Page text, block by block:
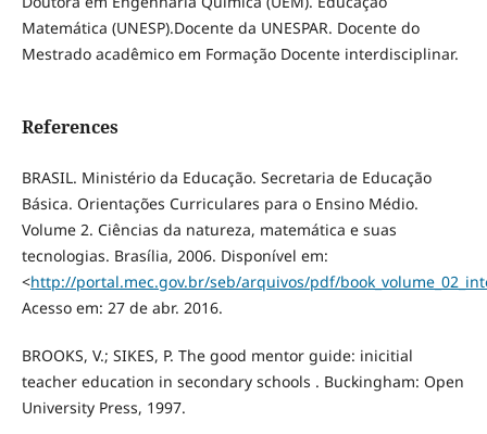
Matemática (UNESP).Docente da UNESPAR. Docente do
Mestrado acadêmico em Formação Docente interdisciplinar.
References
BRASIL. Ministério da Educação. Secretaria de Educação
Básica. Orientações Curriculares para o Ensino Médio.
Volume 2. Ciências da natureza, matemática e suas
tecnologias. Brasília, 2006. Disponível em:
<http://portal.mec.gov.br/seb/arquivos/pdf/
Acesso em: 27 de abr. 2016.
BROOKS, V.; SIKES, P. The good mentor guide: inicitial
teacher education in secondary schools . Buckingham: Open
University Press, 1997.